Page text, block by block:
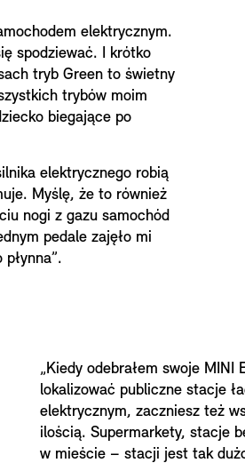
elektrycznym.
spodziewać. I krótko
tryb Green to świetny
trybów moim
biegające po
elektrycznego robią
Myślę, że to również
nogi z gazu samochód
pedale zajęło mi
„Kiedy odebrałem swoje
lokalizować publiczne stacje
elektrycznym, zaczniesz też
ilością. Supermarkety, stacje
w mieście – stacji jest tak